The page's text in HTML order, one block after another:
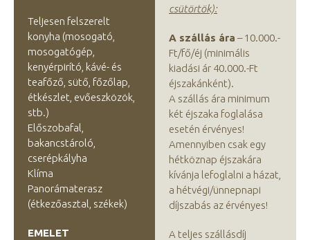
Teljesen felszerelt
konyha (mosogató,
mosogatógép,
kenyérpirító, kávé- és
teafőző, sütő, főzőlap,
étkészlet, evőeszközök,
stb.)
Előszobafal,
bakancstároló,
cserépkályha
Klíma
Panorámaterasz
(étkezőasztal, székek)
EMELET
csütörtök):
A szállás ára – 10.000.-
Ft/fő/éj (minimális
kiadási ár 40.000.-Ft
éjszakánként).
A szállás ára minimum
két éjszaka foglalása
esetén érvényes!
Amennyiben csak egy
hétköznap éjszakára
kívánja lefoglalni a házat,
a hétvégi/ünnepnapi
díjszabás az érvényes!
A teljes szállásdíj